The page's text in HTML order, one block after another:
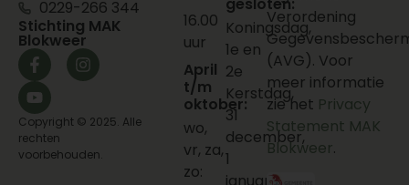
0229-266 344
Stichting MAK
Blokweer
Copyright © 2025. Alle
rechten
voorbehouden.
16.00
uur
April
t/m
oktober:
wo,
vr, za,
zo:
Koningsdag,
1e en
2e
Kerstdag,
31
december,
1
januari
Verordening
(AVG). Voor
meer informatie
zie het Privacy
Statement MAK
Blokweer.